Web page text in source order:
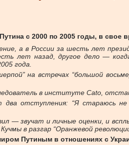
с 2000 по 2005 годы, в
а в России за шесть лет
лет назад, другое дело —
года.
на встречах “большой
в институте Cato,
два отступления: “Я
— звучат и личные оценки, и
в разгар “Оранжевой
Путиным в отношениях с